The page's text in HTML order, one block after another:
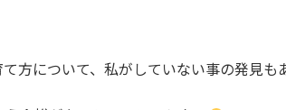
方について、私がしていない事の発見も